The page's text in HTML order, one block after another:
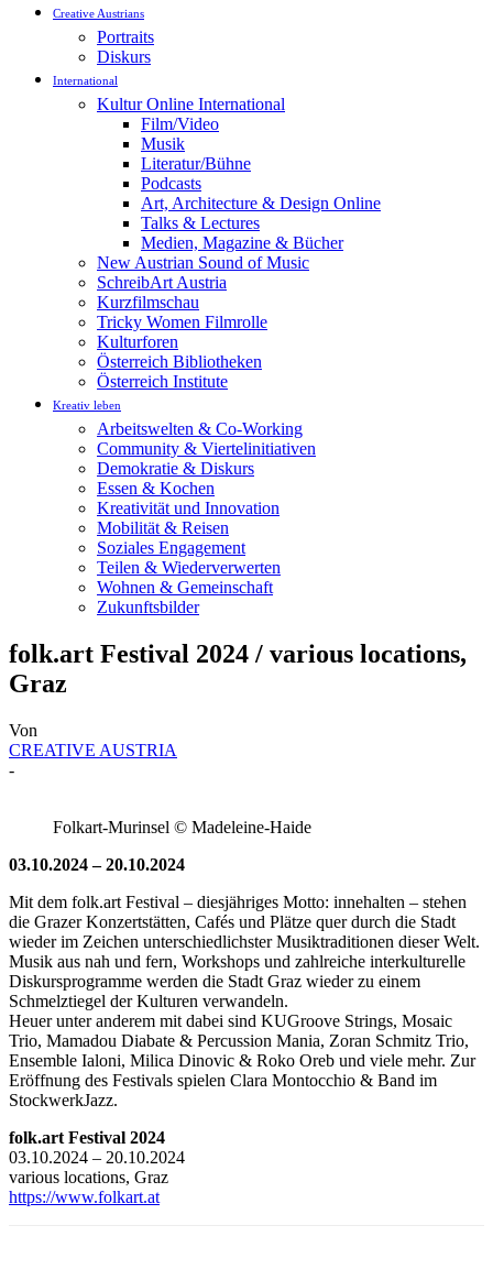
Creative Austrians
Portraits
Diskurs
International
Kultur Online International
Film/Video
Musik
Literatur/Bühne
Podcasts
Art, Architecture & Design Online
Talks & Lectures
Medien, Magazine & Bücher
New Austrian Sound of Music
SchreibArt Austria
Kurzfilmschau
Tricky Women Filmrolle
Kulturforen
Österreich Bibliotheken
Österreich Institute
Kreativ leben
Arbeitswelten & Co-Working
Community & Viertelinitiativen
Demokratie & Diskurs
Essen & Kochen
Kreativität und Innovation
Mobilität & Reisen
Soziales Engagement
Teilen & Wiederverwerten
Wohnen & Gemeinschaft
Zukunftsbilder
folk.art Festival 2024 / various locations,
Graz
Von
CREATIVE AUSTRIA
-
Folkart-Murinsel © Madeleine-Haide
03.10.2024 – 20.10.2024
Mit dem folk.art Festival – diesjähriges Motto: innehalten – stehen
die Grazer Konzertstätten, Cafés und Plätze quer durch die Stadt
wieder im Zeichen unterschiedlichster Musiktraditionen dieser Welt.
Musik aus nah und fern, Workshops und zahlreiche interkulturelle
Diskursprogramme werden die Stadt Graz wieder zu einem
Schmelztiegel der Kulturen verwandeln.
Heuer unter anderem mit dabei sind KUGroove Strings, Mosaic
Trio, Mamadou Diabate & Percussion Mania, Zoran Schmitz Trio,
Ensemble Ialoni, Milica Dinovic & Roko Oreb und viele mehr. Zur
Eröffnung des Festivals spielen Clara Montocchio & Band im
StockwerkJazz.
folk.art Festival 2024
03.10.2024 – 20.10.2024
various locations, Graz
https://www.folkart.at